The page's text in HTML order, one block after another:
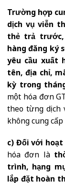
Trường hợp
dịch vụ viễn
thẻ trả
hàng đăng ký
yêu cầu xuất
tên, địa chỉ,
kỳ trong
một hóa đơn
theo từng dịch
không cung
c) Đối với
hóa đơn là
trình, hạng